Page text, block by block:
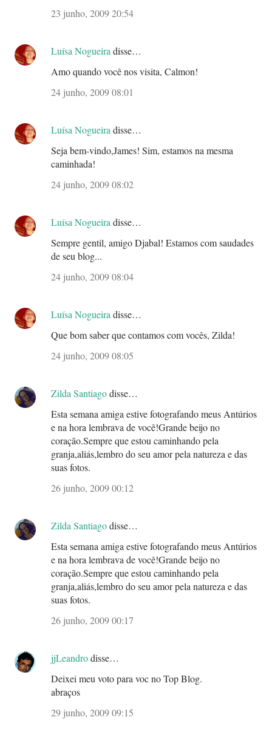
23 junho, 2009 20:54
Luísa Nogueiradisse…
Amo quando você nos visita, Calmon!
24 junho, 2009 08:01
Luísa Nogueiradisse…
Seja bem-vindo,James! Sim, estamos na mesma
caminhada!
24 junho, 2009 08:02
Luísa Nogueiradisse…
Sempre gentil, amigo Djabal! Estamos com saudades
de seu blog...
24 junho, 2009 08:04
Luísa Nogueiradisse…
Que bom saber que contamos com vocês, Zilda!
24 junho, 2009 08:05
Zilda Santiagodisse…
Esta semana amiga estive fotografando meus Antúrios
e na hora lembrava de você!Grande beijo no
coração.Sempre que estou caminhando pela
granja,aliás,lembro do seu amor pela natureza e das
suas fotos.
26 junho, 2009 00:12
Zilda Santiagodisse…
Esta semana amiga estive fotografando meus Antúrios
e na hora lembrava de você!Grande beijo no
coração.Sempre que estou caminhando pela
granja,aliás,lembro do seu amor pela natureza e das
suas fotos.
26 junho, 2009 00:17
jjLeandrodisse…
Deixei meu voto para voc no Top Blog.
abraços
29 junho, 2009 09:15